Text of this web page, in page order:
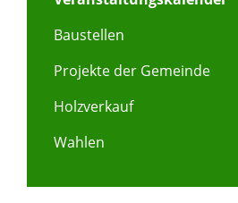
Baustellen
Projekte der Gemeinde
Holzverkauf
Wahlen